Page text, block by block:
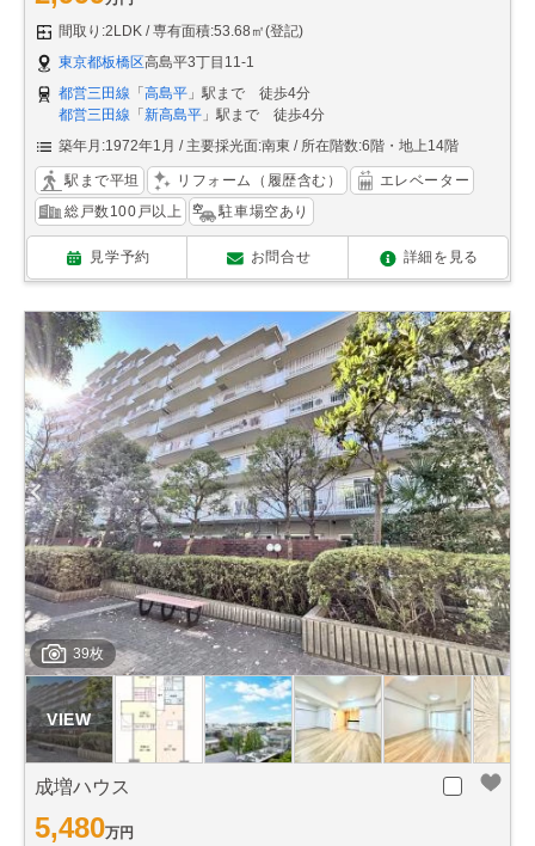
間取り:2LDK
専有面積:53.68㎡(登記)
東京都板橋区高島平3丁目11-1
都営三田線 「高島平 」駅まで 徒歩4分
都営三田線 「新高島平 」駅まで 徒歩4分
築年月:1972年1月
主要採光面:南東 所在階数:6階・地上14階
駅まで平坦 リフォーム（履歴含む）
エレベーター
総戸数100戸以上
駐車場空あり
見学予約 お問合せ 詳細を見る
39枚
成増ハウス
5,480万円